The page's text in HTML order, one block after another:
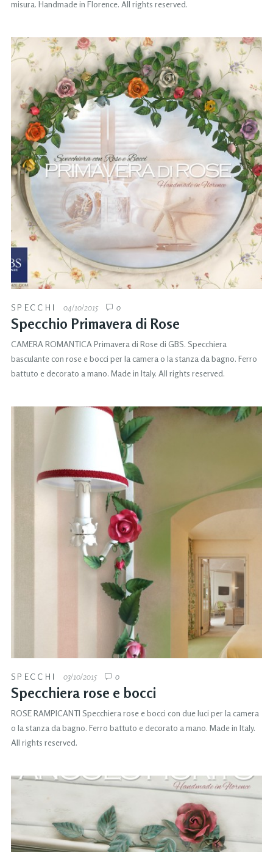
misura. Handmade in Florence. All rights reserved.
SPECCHI 04/10/2015 0
Specchio Primavera di Rose
CAMERA ROMANTICA Primavera di Rose di GBS. Specchiera
basculante con rose e bocci per la camera o la stanza da bagno. Ferro
battuto e decorato a mano. Made in Italy. All rights reserved.
SPECCHI 03/10/2015 0
Specchiera rose e bocci
ROSE RAMPICANTI Specchiera rose e bocci con due luci per la camera
o la stanza da bagno. Ferro battuto e decorato a mano. Made in Italy.
All rights reserved.